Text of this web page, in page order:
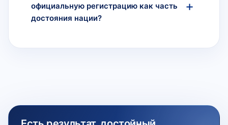
официальную регистрацию как часть
достояния нации?